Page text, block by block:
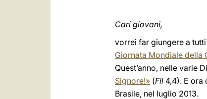
Cari giovani,
vorrei far giungere a
Giornata Mondiale della
Quest’anno, nelle varie
Signore!» (Fil 4,4). E ora
Brasile, nel luglio 2013.